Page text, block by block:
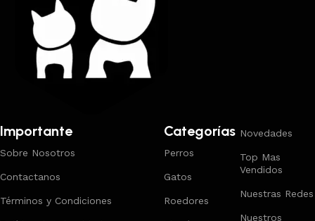
Importante
Sobre Nosotros
Contactanos
Términos y Condiciones
Categorías
Perros
Gatos
Roedores
Novedades
Top Mas
Vendidos
Nuestras Redes
Nuestros